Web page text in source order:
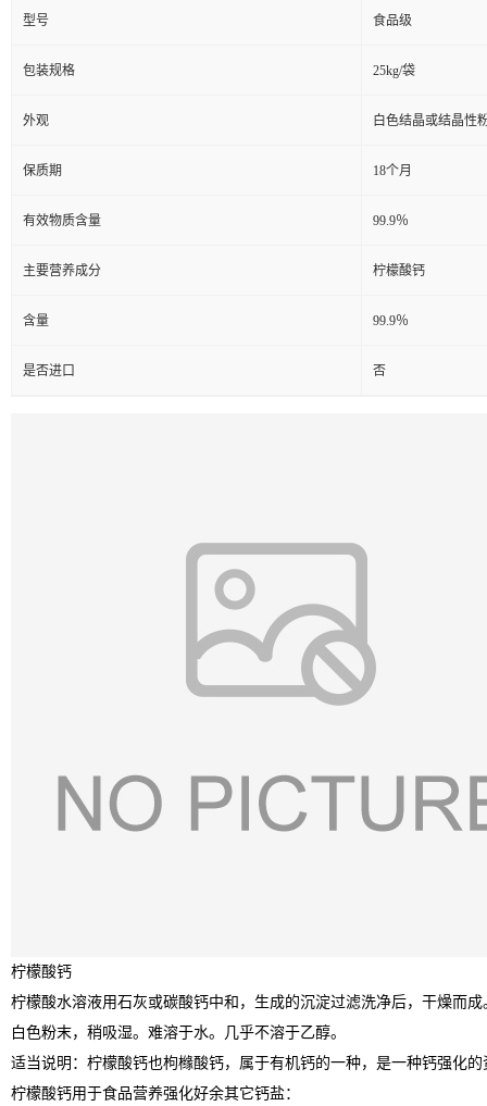
型号 食品级
包装规格 25kg/袋
外观 白色结晶或结晶性
保质期 18个月
有效物质含量 99.9％
主要营养成分 柠檬酸钙
含量 99.9％
是否进口 否
柠檬酸钙
柠檬酸水溶液用石灰或碳酸钙中和，生成的沉淀过滤洗净后，干燥而成
白色粉末，稍吸湿。难溶于水。几乎不溶于乙醇。
适当说明：柠檬酸钙也枸橼酸钙，属于有机钙的一种，是一种钙强化的
柠檬酸钙用于食品营养强化好余其它钙盐：